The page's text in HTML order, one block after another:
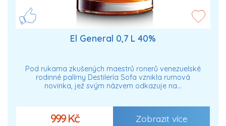
El General 0,7 L 40%
Pod rukama zkušených maestrů ronerů venezuelské
rodinné palírny Destilería Sofa vznikla rumová
novinka, jež svým názvem odkazuje na…
999 Kč Zobrazit více